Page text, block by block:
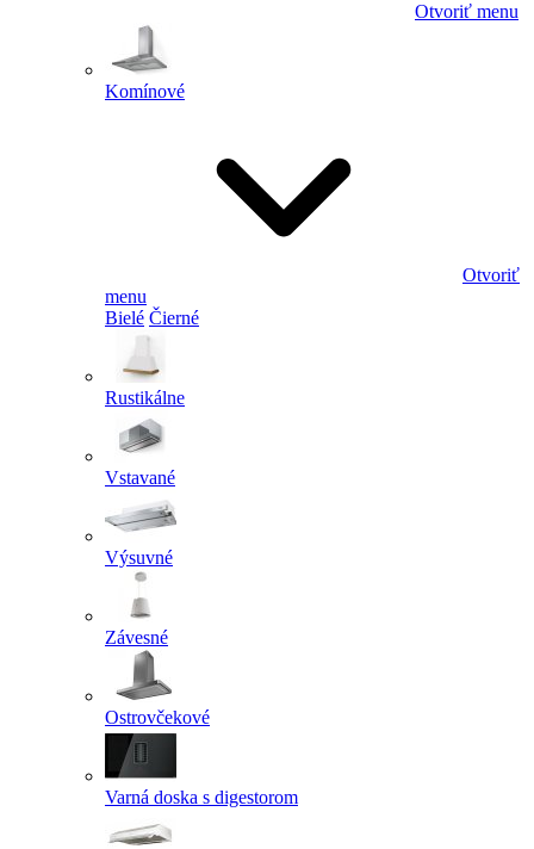
Otvoriť menu
Komínové
Otvoriť
menu
Bielé Čierné
Rustikálne
Vstavané
Výsuvné
Závesné
Ostrovčekové
Varná doska s digestorom